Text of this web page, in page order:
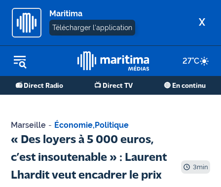
Maritima
Télécharger l'application X
27°C
📻 Direct Radio 📺 Direct TV 🔴 En continu
REPLAY RADIO
REPLAY TV
Martigues
de Berre
Marseille
Marseille - Économie,Politique
« Des loyers à 5 000 euros,
c’est insoutenable » : Laurent
Lhardit veut encadrer le prix
3min